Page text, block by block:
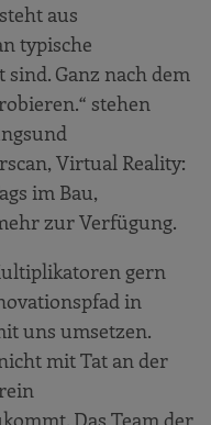
& Co. KG
e. V.
ABC Rostrup und
aus
typische
Ganz nach dem
stehen
Virtual Reality:
im Bau,
zur Verfügung.
gern
in
uns umsetzen.
mit Tat an der